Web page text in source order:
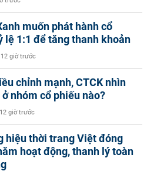
muốn phát hành cổ
lệ 1:1 để tăng thanh khoản
12 giờ trước
chỉnh mạnh, CTCK nhìn
nhóm cổ phiếu nào?
12 giờ trước
hiệu thời trang Việt đóng
hoạt động, thanh lý toàn